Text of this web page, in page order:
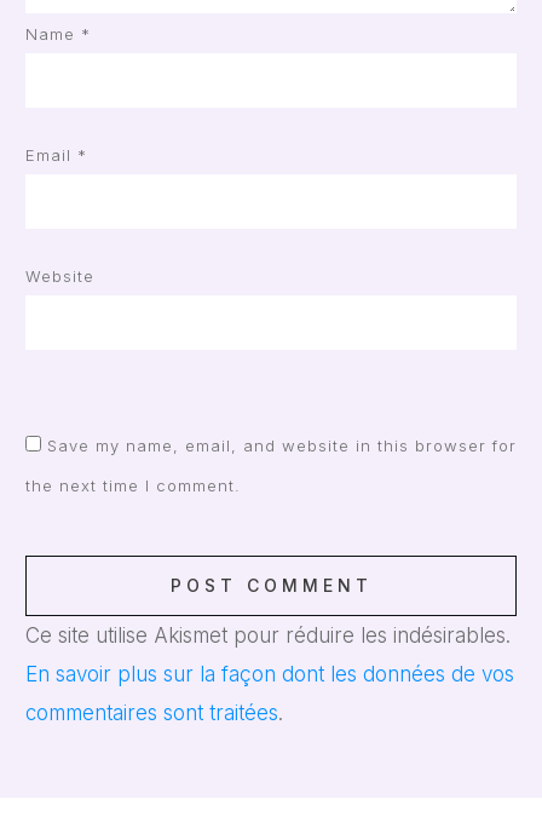
Name *
Email *
Website
Save my name, email, and website in this browser for
the next time I comment.
POST COMMENT
Ce site utilise Akismet pour réduire les indésirables.
En savoir plus sur la façon dont les données de vos
commentaires sont traitées.